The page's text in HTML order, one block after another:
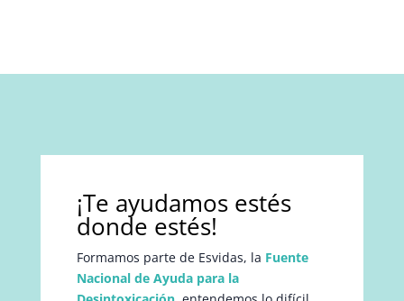
¡Te ayudamos estés
donde estés!
Formamos parte de Esvidas, la Fuente
Nacional de Ayuda para la